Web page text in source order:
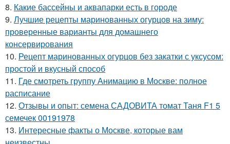
8. Какие бассейны и аквапарки есть в городе
9. Лучшие рецепты маринованных огурцов на зиму:
проверенные варианты для домашнего
консервирования
10. Рецепт маринованных огурцов без закатки с уксусом:
простой и вкусный способ
11. Где смотреть группу Анимацию в Москве: полное
расписание
12. Отзывы и опыт: семена САДОВИТА томат Таня F1 5
семечек 00191978
13. Интересные факты о Москве, которые вам